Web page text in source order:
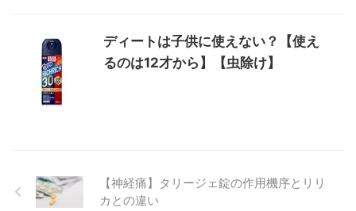
ディートは子供に使えない？【使え
るのは12才から】【虫除け】
【神経痛】タリージェ錠の作用機序とリリ
カとの違い